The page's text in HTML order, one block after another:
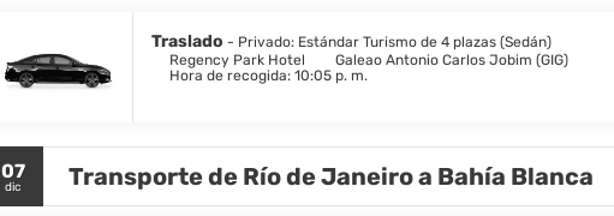
Traslado - Privado: Estándar Turismo de 4 plazas (Sedán)
Regency Park Hotel
Galeao Antonio Carlos Jobim (GIG)
Hora de recogida: 10:05 p. m.
07
dic Transporte de Río de Janeiro a Bahía Blanca